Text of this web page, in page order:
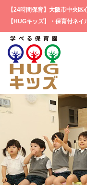
【24時間保育】大阪市中央
【HUGキッズ】・保育付ネイ